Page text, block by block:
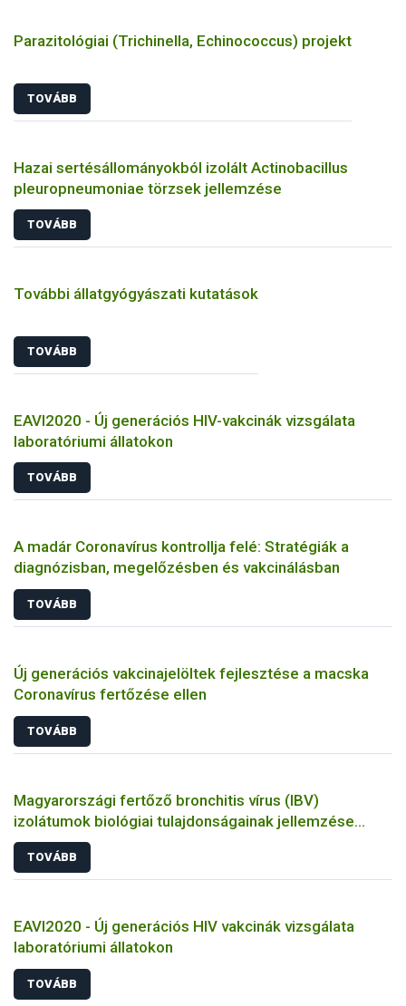
Parazitológiai (Trichinella, Echinococcus) projekt
TOVÁBB
Hazai sertésállományokból izolált Actinobacillus
pleuropneumoniae törzsek jellemzése
TOVÁBB
További állatgyógyászati kutatások
TOVÁBB
EAVI2020 - Új generációs HIV-vakcinák vizsgálata
laboratóriumi állatokon
TOVÁBB
A madár Coronavírus kontrollja felé: Stratégiák a
diagnózisban, megelőzésben és vakcinálásban
TOVÁBB
Új generációs vakcinajelöltek fejlesztése a macska
Coronavírus fertőzése ellen
TOVÁBB
Magyarországi fertőző bronchitis vírus (IBV)
izolátumok biológiai tulajdonságainak jellemzése
állatkísérletes és molekuláris biológiai eszközökkel
TOVÁBB
EAVI2020 - Új generációs HIV vakcinák vizsgálata
laboratóriumi állatokon
TOVÁBB